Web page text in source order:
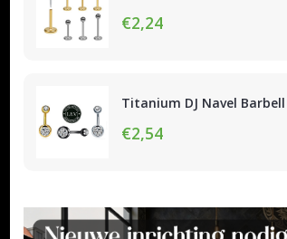
€2,24
Titanium DJ Navel
€2,54